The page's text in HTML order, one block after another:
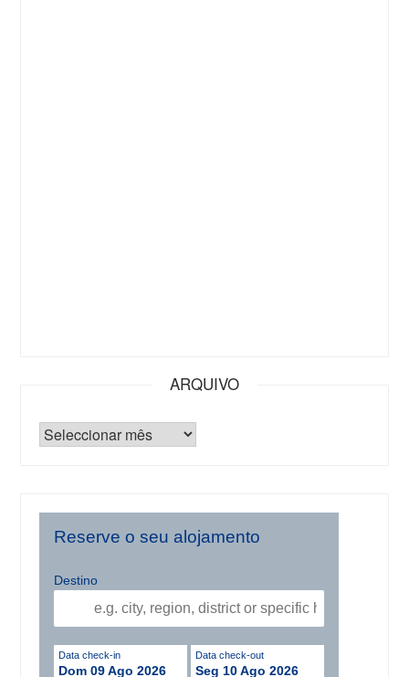
ARQUIVO
Reserve o seu alojamento
Destino
Data check-in
Dom 09 Ago 2026
Data check-out
Seg 10 Ago 2026